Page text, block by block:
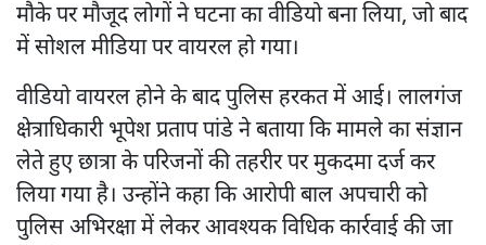
मौके पर मौजूद लोगों ने घटना का वीडियो बना लिया, जो बाद
में सोशल मीडिया पर वायरल हो गया।
वीडियो वायरल होने के बाद पुलिस हरकत में आई। लालगंज
क्षेत्राधिकारी भूपेश प्रताप पांडे ने बताया कि मामले का संज्ञान
लेते हुए छात्रा के परिजनों की तहरीर पर मुकदमा दर्ज कर
लिया गया है। उन्होंने कहा कि आरोपी बाल अपचारी को
पुलिस अभिरक्षा में लेकर आवश्यक विधिक कार्रवाई की जा